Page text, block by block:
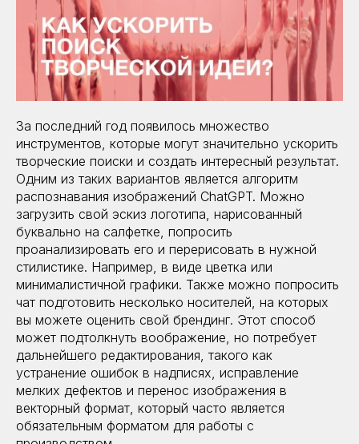
За последний год появилось множество
инструментов, которые могут значительно ускорить
творческие поиски и создать интересный результат.
Одним из таких вариантов является алгоритм
распознавания изображений ChatGPT. Можно
загрузить свой эскиз логотипа, нарисованный
буквально на салфетке, попросить
проанализировать его и перерисовать в нужной
стилистике. Например, в виде цветка или
минималистичной графики. Также можно попросить
чат подготовить несколько носителей, на которых
вы можете оценить свой брендинг. Этот способ
может подтолкнуть воображение, но потребует
дальнейшего редактирования, такого как
устранение ошибок в надписях, исправление
мелких дефектов и перенос изображения в
векторный формат, который часто является
обязательным форматом для работы с